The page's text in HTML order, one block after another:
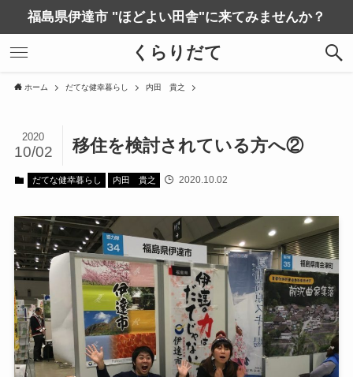
福島県伊達市 "ほどよい田舎"に来てみませんか？
くらりだて
ホーム だてな健幸暮らし 内田 貴之
移住を検討されている方へ②
2020
10/02
だてな健幸暮らし 内田 貴之 2020.10.02